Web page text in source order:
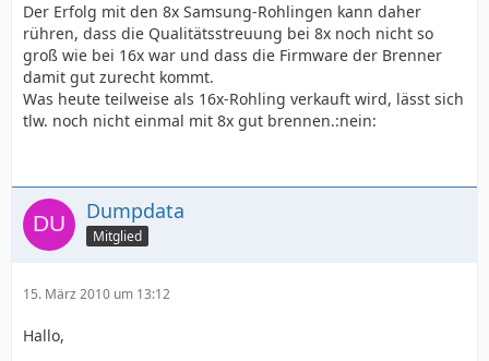
Der Erfolg mit den 8x Samsung-Rohlingen kann daher
rühren, dass die Qualitätsstreuung bei 8x noch nicht so
groß wie bei 16x war und dass die Firmware der Brenner
damit gut zurecht kommt.
Was heute teilweise als 16x-Rohling verkauft wird, lässt sich
tlw. noch nicht einmal mit 8x gut brennen.:nein:
Dumpdata
Mitglied
15. März 2010 um 13:12
Hallo,